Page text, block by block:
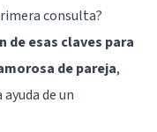
consulta?
de esas claves para
de pareja,
de un